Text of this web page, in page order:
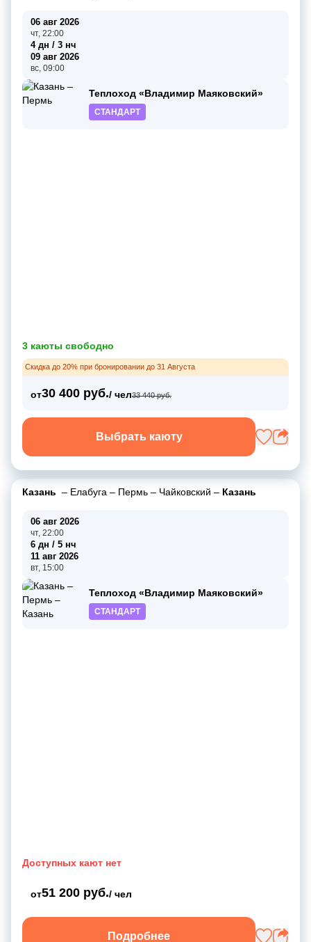
06 авг 2026
чт, 22:00
4 дн / 3 нч
09 авг 2026
вс, 09:00
Теплоход «Владимир Маяковский»
СТАНДАРТ
3 каюты свободно
Скидка до 20% при бронировании до 31 Августа
от30 400 руб./ чел33 440 руб.
Выбрать каюту
Казань – Елабуга – Пермь – Чайковский – Казань
06 авг 2026
чт, 22:00
6 дн / 5 нч
11 авг 2026
вт, 15:00
Теплоход «Владимир Маяковский»
СТАНДАРТ
Доступных кают нет
от51 200 руб./ чел
Подробнее